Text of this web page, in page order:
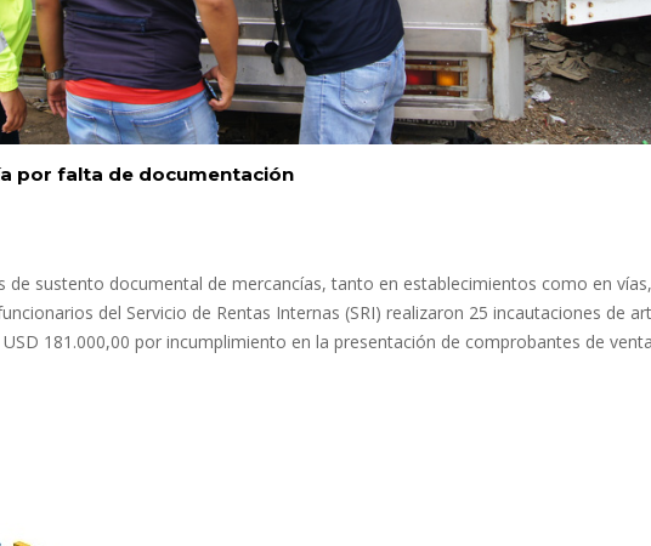
por falta de documentación
de sustento documental de mercancías, tanto en establecimientos como en vías,
del Servicio de Rentas Internas (SRI) realizaron 25 incautaciones de
181.000,00 por incumplimiento en la presentación de comprobantes de